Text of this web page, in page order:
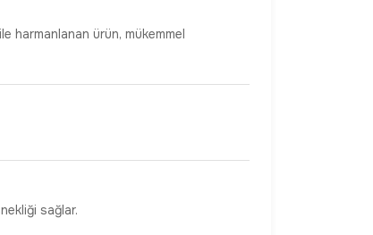
harmanlanan ürün, mükemmel
sağlar.